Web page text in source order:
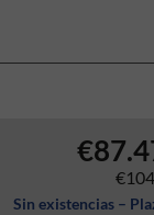
Sin existencias –